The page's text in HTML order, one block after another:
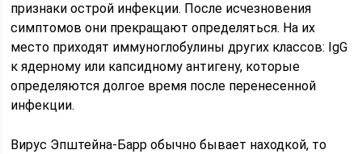
признаки острой инфекции. После исчезновения
симптомов они прекращают определяться. На их
место приходят иммуноглобулины других классов: IgG
к ядерному или капсидному антигену, которые
определяются долгое время после перенесенной
инфекции.
Вирус Эпштейна-Барр обычно бывает находкой, то